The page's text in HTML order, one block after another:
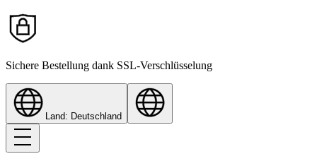
Sichere Bestellung dank SSL-Verschlüsselung
Land: Deutschland